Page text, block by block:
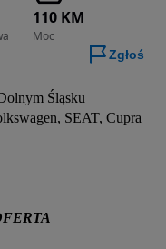
110 KM
Moc
Zgłoś
Śląsku
SEAT, Cupra